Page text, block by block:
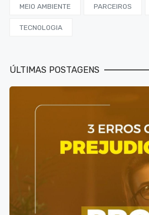
MEIO AMBIENTE PARCEIROS
TECNOLOGIA
ÚLTIMAS POSTAGENS